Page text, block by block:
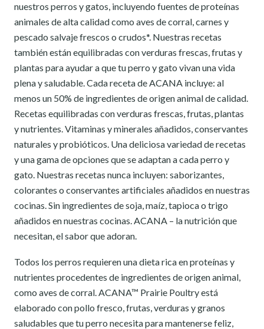
nuestros perros y gatos, incluyendo fuentes de proteínas
animales de alta calidad como aves de corral, carnes y
pescado salvaje frescos o crudos*. Nuestras recetas
también están equilibradas con verduras frescas, frutas y
plantas para ayudar a que tu perro y gato vivan una vida
plena y saludable. Cada receta de ACANA incluye: al
menos un 50% de ingredientes de origen animal de calidad.
Recetas equilibradas con verduras frescas, frutas, plantas
y nutrientes. Vitaminas y minerales añadidos, conservantes
naturales y probióticos. Una deliciosa variedad de recetas
y una gama de opciones que se adaptan a cada perro y
gato. Nuestras recetas nunca incluyen: saborizantes,
colorantes o conservantes artificiales añadidos en nuestras
cocinas. Sin ingredientes de soja, maíz, tapioca o trigo
añadidos en nuestras cocinas. ACANA – la nutrición que
necesitan, el sabor que adoran.
Todos los perros requieren una dieta rica en proteínas y
nutrientes procedentes de ingredientes de origen animal,
como aves de corral. ACANA™ Prairie Poultry está
elaborado con pollo fresco, frutas, verduras y granos
saludables que tu perro necesita para mantenerse feliz,